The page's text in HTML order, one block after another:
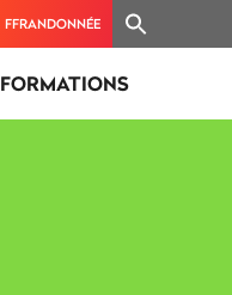
FFRANDONNÉE
FORMATIONS